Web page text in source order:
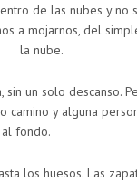
de las nubes y no
a mojarnos, del
la nube.
un solo descanso.
y alguna
fondo.
los huesos. Las